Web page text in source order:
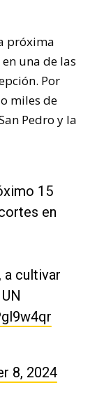
próxima
una de las
Por
miles de
Pedro y la
15
en
a cultivar
8, 2024